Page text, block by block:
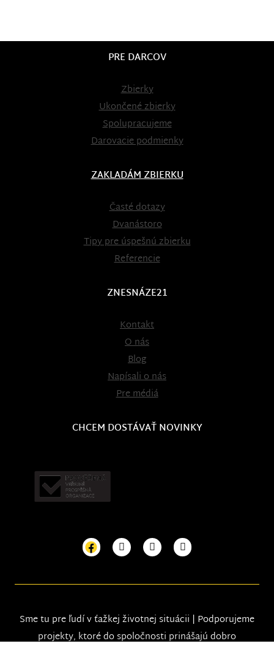
PRE DARCOV
Zbierky
Ukončené zbierky
Spolupracujeme
Darovacie podmienky
ZAKLADÁM ZBIERKU
Časté dotazy
Dvanástoro
Tipy pre úspešnú zbierku
Referencie
ZNESNÁZE21
Kontakt
O nás
Blog
Napísali o nás
Pre médiá
CHCEM DOSTÁVAŤ NOVINKY
Sme tu pre ľudí v ťažkej životnej situácii | Podporujeme
projekty, ktoré do spoločnosti prinášajú dobro